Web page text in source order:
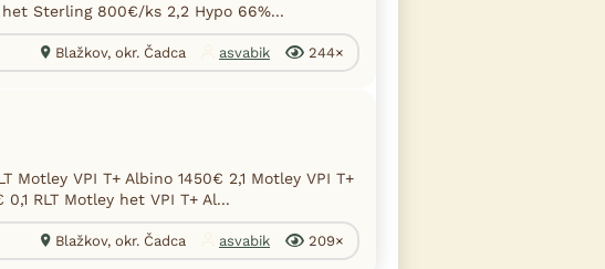
Sterling 800€/ks 2,2 Hypo 66%...
Blažkov, okr. Čadca asvabik 244×
Motley VPI T+ Albino 1450€ 2,1 Motley VPI T+
RLT Motley het VPI T+ Al...
Blažkov, okr. Čadca asvabik 209×